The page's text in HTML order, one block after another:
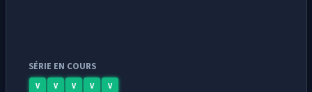
SÉRIE EN COURS
V V V V V